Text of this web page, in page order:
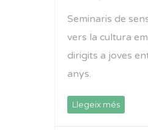
Seminaris de
vers la cultura
dirigits a joves
anys.
Llegeix més